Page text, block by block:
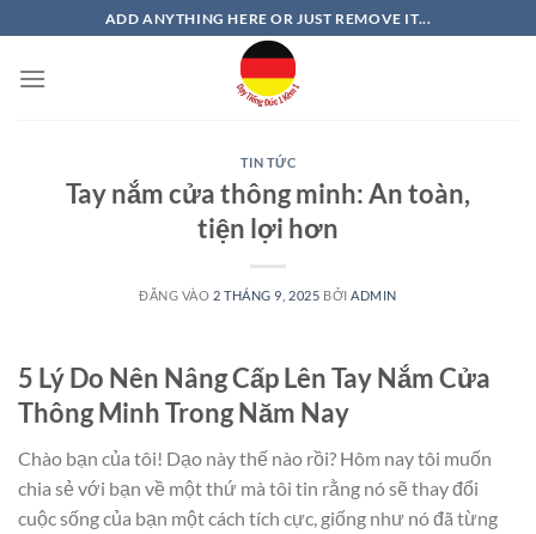
qua
nội
ADD ANYTHING HERE OR JUST REMOVE IT...
TIN TỨC
Tay nắm cửa thông minh: An toàn,
tiện lợi hơn
ĐĂNG VÀO 2 THÁNG 9, 2025 BỞI ADMIN
5 Lý Do Nên Nâng Cấp Lên Tay Nắm Cửa
Thông Minh Trong Năm Nay
Chào bạn của tôi! Dạo này thế nào rồi? Hôm nay tôi muốn
chia sẻ với bạn về một thứ mà tôi tin rằng nó sẽ thay đổi
cuộc sống của bạn một cách tích cực, giống như nó đã từng